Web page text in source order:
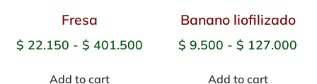
Fresa
$ 22.150 - $ 401.500
Add to cart
Banano liofilizado
$ 9.500 - $ 127.000
Add to cart